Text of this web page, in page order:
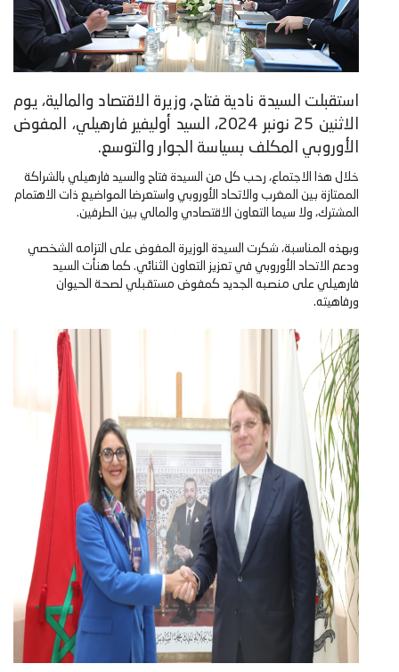
استقبلت السيدة نادية فتاح، وزيرة الاقتصاد والمالية، يوم
الاثنين 25 نونبر 2024، السيد أوليفير فارهيلي، المفوض
الأوروبي المكلف بسياسة الجوار والتوسع.
خلال هذا الاجتماع، رحب كل من السيدة فتاح والسيد فارهيلي بالشراكة
الممتازة بين المغرب والاتحاد الأوروبي واستعرضا المواضيع ذات الاهتمام
المشترك، ولا سيما التعاون الاقتصادي والمالي بين الطرفين.
وبهذه المناسبة، شكرت السيدة الوزيرة المفوض على التزامه الشخصي
ودعم الاتحاد الأوروبي في تعزيز التعاون الثنائي. كما هنأت السيد
فارهيلي على منصبه الجديد كمفوض مستقبلي لصحة الحيوان
ورفاهيته.